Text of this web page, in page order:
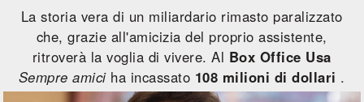
La storia vera di un miliardario rimasto paralizzato
che, grazie all'amicizia del proprio assistente,
ritroverà la voglia di vivere. Al Box Office Usa
Sempre amiciha incassato 108 milioni di dollari .